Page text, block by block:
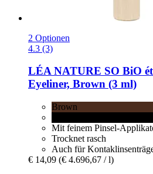
2 Optionen
4.3 (3)
LÉA NATURE SO BiO
Eyeliner, Brown (3 ml)
Brown
Mit feinem Pinsel-
Trocknet rasch
Auch für
€ 14,09 (€ 4.696,67 / l)